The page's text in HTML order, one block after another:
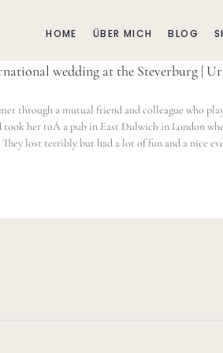
HOME ÜBER MICH BLOG
wedding at the Steverburg |
through a mutual friend and colleague who
took her toÂ a pub in East Dulwich in London
They lost terribly but had a lot of fun and a nice